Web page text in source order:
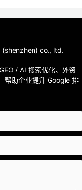
(shenzhen) co., ltd.
/ AI 搜索优化、外贸
帮助企业提升 Google 排